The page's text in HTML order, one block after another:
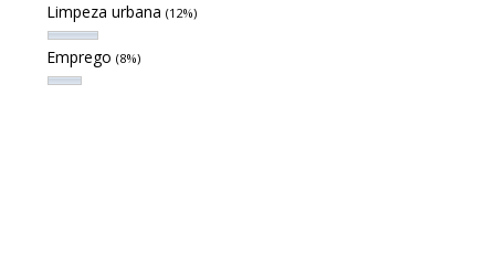
Limpeza urbana (12%)
Emprego (8%)